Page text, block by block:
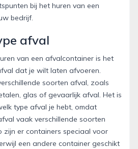
bij het huren van een
bedrijf.
afval
van een afvalcontainer is het
dat je wilt laten afvoeren.
soorten afval, zoals
glas of gevaarlijk afval. Het is
type afval je hebt, omdat
vaak verschillende soorten
zijn er containers speciaal voor
een andere container geschikt